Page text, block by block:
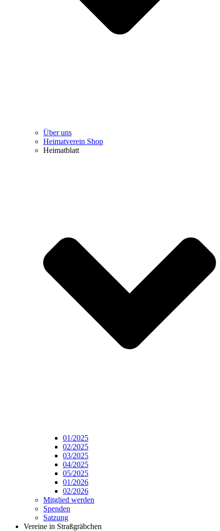
Über uns
Heimatverein Shop
Heimatblatt
01/2025
02/2025
03/2025
04/2025
05/2025
01/2026
02/2026
Mitglied werden
Spenden
Satzung
Vereine in Straßgräbchen